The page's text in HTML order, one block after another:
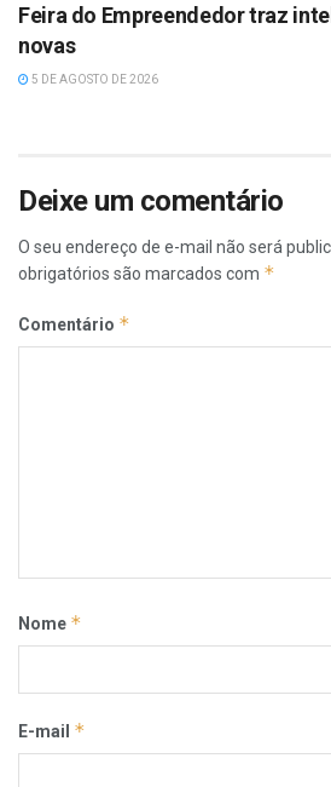
Feira do Empreendedor traz
novas
5 DE AGOSTO DE 2026
Deixe um comentário
O seu endereço de e-mail não será
obrigatórios são marcados com *
Comentário *
Nome *
E-mail *